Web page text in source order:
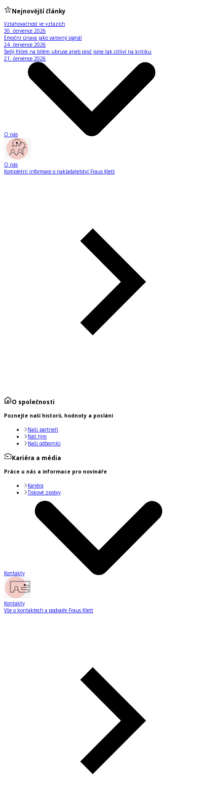
Nejnovější články
Vztahovačnost ve vztazích
30. července 2026
Emoční únava jako varovný signál
24. července 2026
Šedý flíček na bílém ubruse aneb proč jsme tak citliví na kritiku
21. července 2026
O nás
O nás
Kompletní informace o nakladatelství Fraus Klett
O společnosti
Poznejte naší historii, hodnoty a poslání
Naši partneři
Náš tým
Naši odborníci
Kariéra a média
Práce u nás a informace pro novináře
Kariéra
Tiskové zprávy
Kontakty
Kontakty
Vše o kontaktech a podpoře Fraus Klett